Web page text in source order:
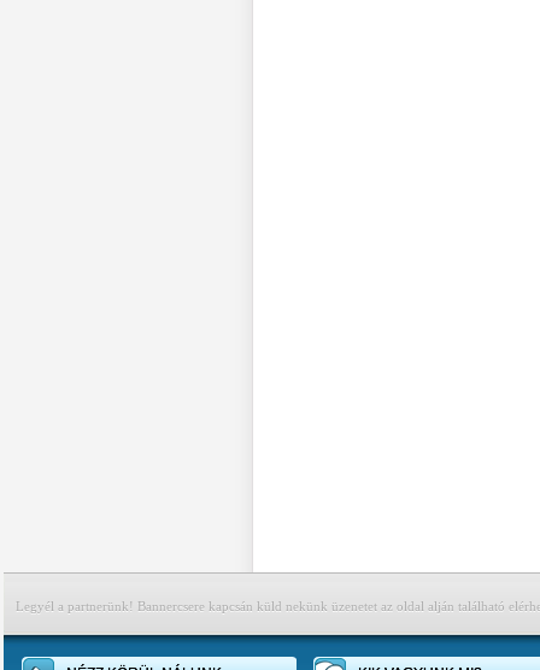
Legyél a partnerünk! Bannercsere kapcsán küld nekünk üzenetet az oldal alján található